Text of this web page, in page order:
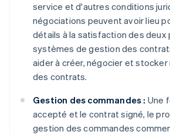
service et d'autres conditions
négociations peuvent avoir lieu
détails à la satisfaction des deux
systèmes de gestion des
aider à créer, négocier et
des contrats.
Gestion des commandes : Une
accepté et le contrat signé, le
gestion des commandes